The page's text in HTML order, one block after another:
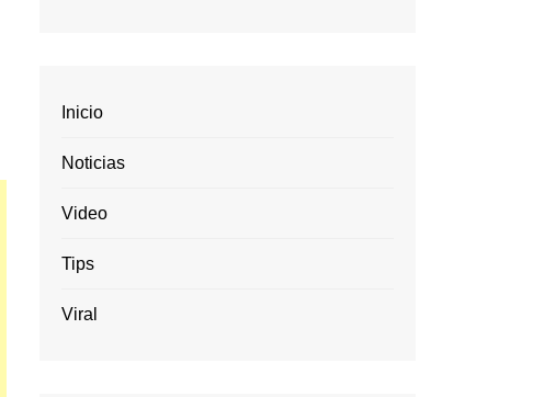
Inicio
Noticias
Video
Tips
Viral